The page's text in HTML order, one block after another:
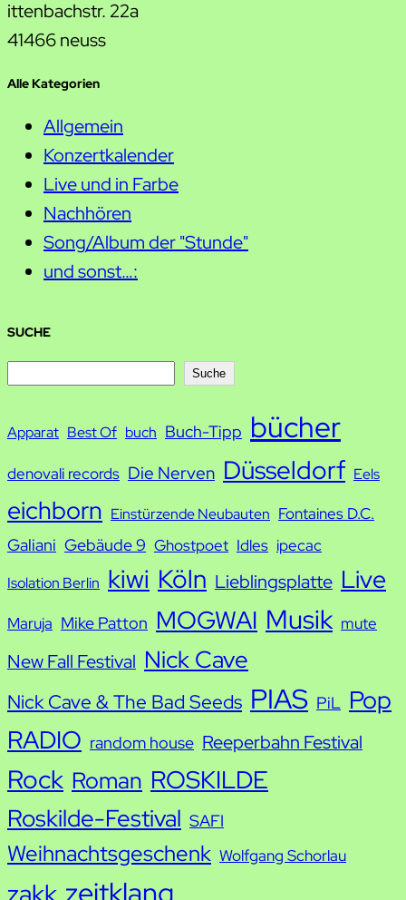
ittenbachstr. 22a
41466 neuss
Alle Kategorien
Allgemein
Konzertkalender
Live und in Farbe
Nachhören
Song/Album der "Stunde"
und sonst…:
SUCHE
c
Suche
Apparat Best Of buch Buch-Tipp bücher
denovali records Die Nerven Düsseldorf Eels
eichborn Einstürzende Neubauten Fontaines D.C.
Galiani Gebäude 9 Ghostpoet Idles ipecac
Isolation Berlin kiwi Köln Lieblingsplatte Live
Maruja Mike Patton MOGWAI Musik mute
New Fall Festival Nick Cave
Nick Cave & The Bad Seeds PIAS PiL Pop
RADIO random house Reeperbahn Festival
Rock Roman ROSKILDE
Roskilde-Festival SAFI
Weihnachtsgeschenk Wolfgang Schorlau
zeitklang